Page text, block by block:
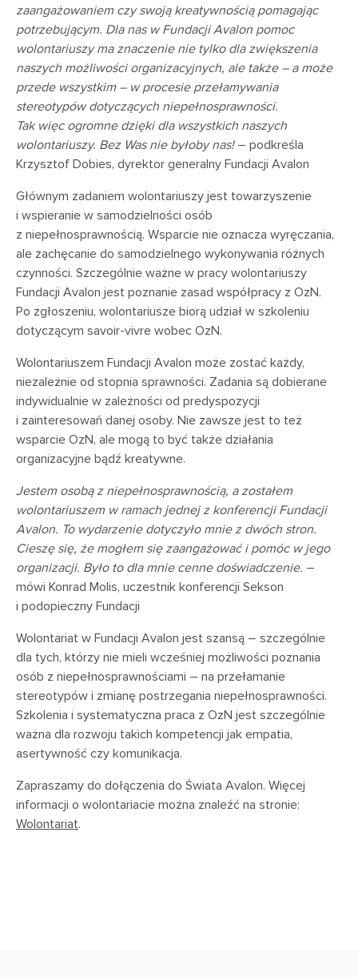
zaangażowaniem czy swoją kreatywnością pomagając
potrzebującym. Dla nas w Fundacji Avalon pomoc
wolontariuszy ma znaczenie nie tylko dla zwiększenia
naszych możliwości organizacyjnych, ale także – a może
przede wszystkim – w procesie przełamywania
stereotypów dotyczących niepełnosprawności.
Tak więc ogromne dzięki dla wszystkich naszych
wolontariuszy. Bez Was nie byłoby nas!– podkreśla
Krzysztof Dobies, dyrektor generalny Fundacji Avalon
Głównym zadaniem wolontariuszy jest towarzyszenie
i wspieranie w samodzielności osób
z niepełnosprawnością. Wsparcie nie oznacza wyręczania,
ale zachęcanie do samodzielnego wykonywania różnych
czynności. Szczególnie ważne w pracy wolontariuszy
Fundacji Avalon jest poznanie zasad współpracy z OzN.
Po zgłoszeniu, wolontariusze biorą udział w szkoleniu
dotyczącym savoir-vivre wobec OzN.
Wolontariuszem Fundacji Avalon może zostać każdy,
niezależnie od stopnia sprawności. Zadania są dobierane
indywidualnie w zależności od predyspozycji
i zainteresowań danej osoby. Nie zawsze jest to też
wsparcie OzN, ale mogą to być także działania
organizacyjne bądź kreatywne.
Jestem osobą z niepełnosprawnością, a zostałem
wolontariuszem w ramach jednej z konferencji Fundacji
Avalon. To wydarzenie dotyczyło mnie z dwóch stron.
Cieszę się, że mogłem się zaangażować i pomóc w jego
organizacji. Było to dla mnie cenne doświadczenie. –
mówi Konrad Molis, uczestnik konferencji Sekson
i podopieczny Fundacji
Wolontariat w Fundacji Avalon jest szansą – szczególnie
dla tych, którzy nie mieli wcześniej możliwości poznania
osób z niepełnosprawnościami – na przełamanie
stereotypów i zmianę postrzegania niepełnosprawności.
Szkolenia i systematyczna praca z OzN jest szczególnie
ważna dla rozwoju takich kompetencji jak empatia,
asertywność czy komunikacja.
Zapraszamy do dołączenia do Świata Avalon. Więcej
informacji o wolontariacie można znaleźć na stronie:
Wolontariat.